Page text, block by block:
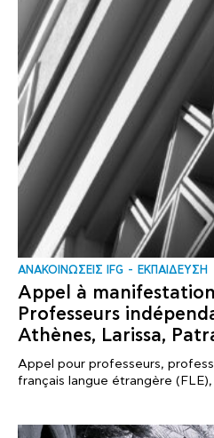
ΑΝΑΚΟΙΝΩΣΕΙΣ IFG ΕΚΠΑΙΔΕΥΣΗ
Appel à
Professeurs
Athènes, Larissa,
Appel pour professeurs,
français langue étrangère (FLE),